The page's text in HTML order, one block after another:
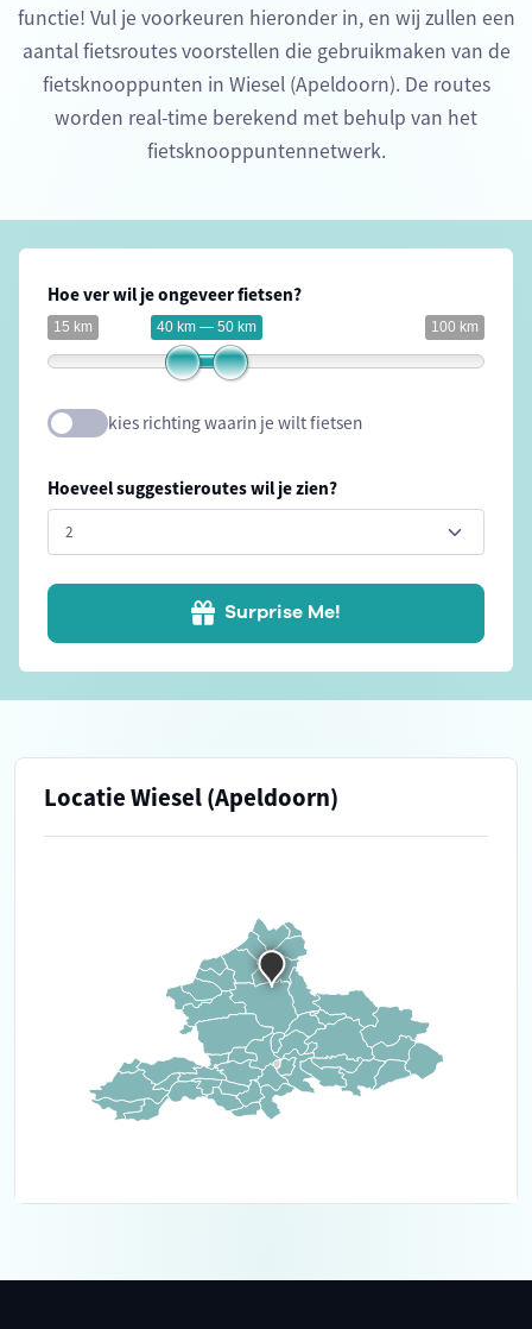
functie! Vul je voorkeuren hieronder in, en wij zullen een
aantal fietsroutes voorstellen die gebruikmaken van de
fietsknooppunten in Wiesel (Apeldoorn). De routes
worden real-time berekend met behulp van het
fietsknooppuntennetwerk.
Hoe ver wil je ongeveer fietsen?
15 km 100 km
40 km — 50 km
kies richting waarin je wilt fietsen
Hoeveel suggestieroutes wil je zien?
Surprise Me!
Locatie Wiesel (Apeldoorn)